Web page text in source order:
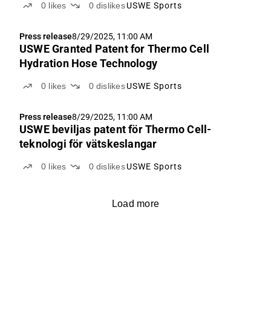
0 likes 0 dislikes USWE Sports
Press release8/29/2025, 11:00 AM
USWE Granted Patent for Thermo Cell
Hydration Hose Technology
0 likes 0 dislikes USWE Sports
Press release8/29/2025, 11:00 AM
USWE beviljas patent för Thermo Cell-
teknologi för vätskeslangar
0 likes 0 dislikes USWE Sports
Load more